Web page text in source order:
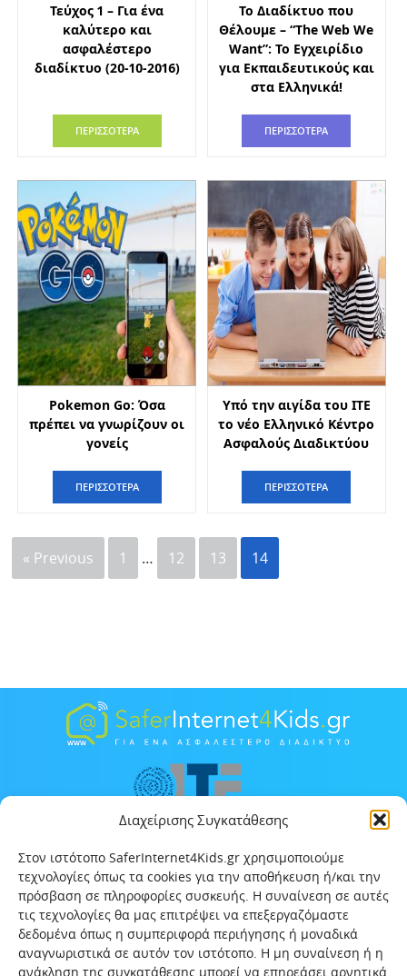
Διαχείρισης Συγκατάθεσης
Στον ιστότοπο SaferInternet4Kids.gr χρησιμοποιούμε
τεχνολογίες όπως τα cookies για την αποθήκευση ή/και την
πρόσβαση σε πληροφορίες συσκευής. Η συναίνεση σε αυτές
τις τεχνολογίες θα μας επιτρέψει να επεξεργαζόμαστε
δεδομένα όπως η συμπεριφορά περιήγησης ή μοναδικά
αναγνωριστικά σε αυτόν τον ιστότοπο. Η μη συναίνεση ή η
ανάκληση της συγκατάθεσης μπορεί να επηρεάσει αρνητικά
Τεύχος 1 – Για ένα
καλύτερο και
ασφαλέστερο
διαδίκτυο (20-10-2016)
ΠΕΡΙΣΣΟΤΕΡΑ
Το Διαδίκτυο που
Θέλουμε – “The Web We
Want”: To Εγχειρίδιο
για Εκπαιδευτικούς και
στα Ελληνικά!
ΠΕΡΙΣΣΟΤΕΡΑ
Pokemon Go: Όσα
πρέπει να γνωρίζουν οι
γονείς
ΠΕΡΙΣΣΟΤΕΡΑ
Υπό την αιγίδα του ΙΤΕ
το νέο Ελληνικό Κέντρο
Ασφαλούς Διαδικτύου
ΠΕΡΙΣΣΟΤΕΡΑ
« Previous 1 … 12 13 14